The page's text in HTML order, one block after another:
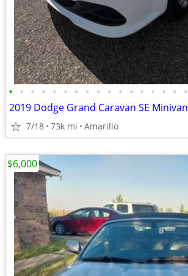
• • • • • • • • • • • • • • • • •
2019 Dodge Grand Caravan SE Minivan
7/18 73k mi Amarillo
$6,000